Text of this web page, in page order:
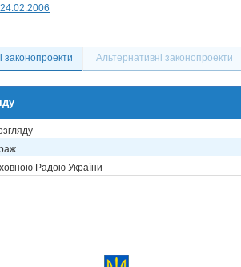
законопроекти Альтернативні законопроекти
Радою України